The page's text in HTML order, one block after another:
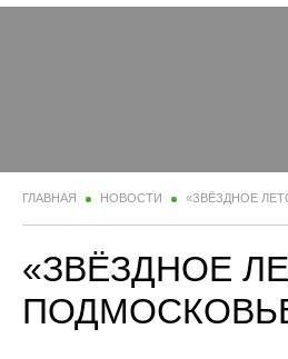
ГЛАВНАЯ НОВОСТИ «ЗВЁЗДНОЕ
«ЗВЁЗДНОЕ